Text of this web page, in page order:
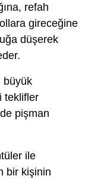
refah
gireceğine
düşerek
büyük
teklifler
pişman
ile
bir kişinin